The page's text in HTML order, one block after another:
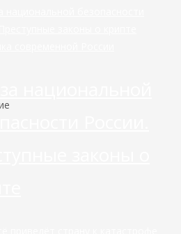
национальной
законы о